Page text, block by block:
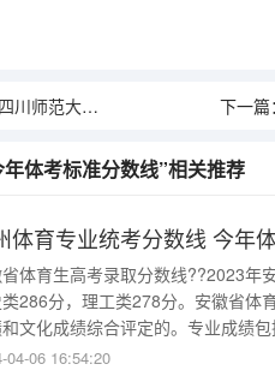
招录取名单及分数 下一篇：
体考标准分数线”相关推荐
体育专业统考分数线 今年
体育生高考录取分数线??2023年
286分，理工类278分。安徽省体
文化成绩综合评定的。专业成绩
文化成绩则涵盖了语文、数学、
04-06 16:54:20